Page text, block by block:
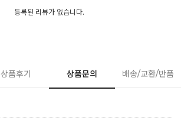
등록된 리뷰가 없습니다.
상품후기 상품문의 배송/교환/반품